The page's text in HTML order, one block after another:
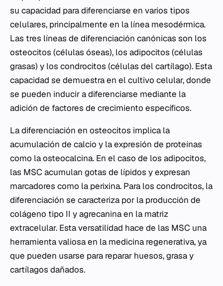
su capacidad para diferenciarse en varios tipos
celulares, principalmente en la línea mesodérmica.
Las tres líneas de diferenciación canónicas son los
osteocitos (células óseas), los adipocitos (células
grasas) y los condrocitos (células del cartílago). Esta
capacidad se demuestra en el cultivo celular, donde
se pueden inducir a diferenciarse mediante la
adición de factores de crecimiento específicos.
La diferenciación en osteocitos implica la
acumulación de calcio y la expresión de proteínas
como la osteocalcina. En el caso de los adipocitos,
las MSC acumulan gotas de lípidos y expresan
marcadores como la perixina. Para los condrocitos, la
diferenciación se caracteriza por la producción de
colágeno tipo II y agrecanina en la matriz
extracelular. Esta versatilidad hace de las MSC una
herramienta valiosa en la medicina regenerativa, ya
que pueden usarse para reparar huesos, grasa y
cartílagos dañados.